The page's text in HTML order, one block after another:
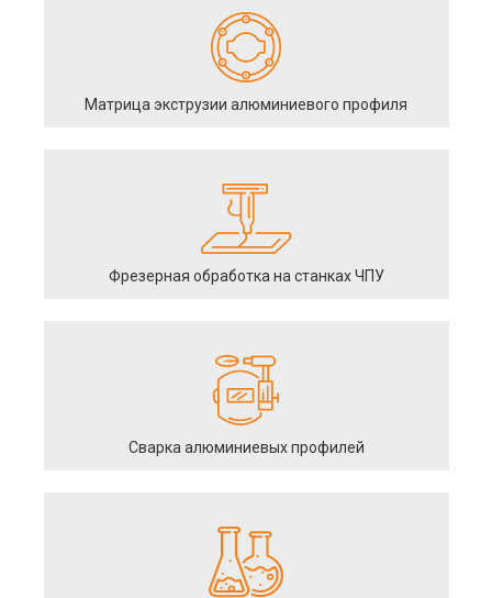
Матрица экструзии алюминиевого профиля
Фрезерная обработка на станках ЧПУ
Сварка алюминиевых профилей